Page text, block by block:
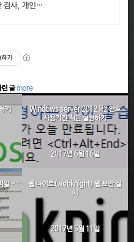
검사, 개인정
기
글 more
기
Windows server 2012 R2 암호
사용기간 제한 설정하기
2017년 6월 16일
일 -
웹 나이트(webknight) 웹 보안 설
치
2017년 5월 11일